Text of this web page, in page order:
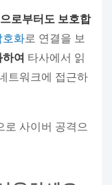
로부터도 보호합
호화로 연결을 보
여 타사에서 읽
트워크에 접근하
로 사이버 공격으